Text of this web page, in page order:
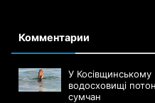
Комментарии
У Косівщинському
водосховищі
сумчан